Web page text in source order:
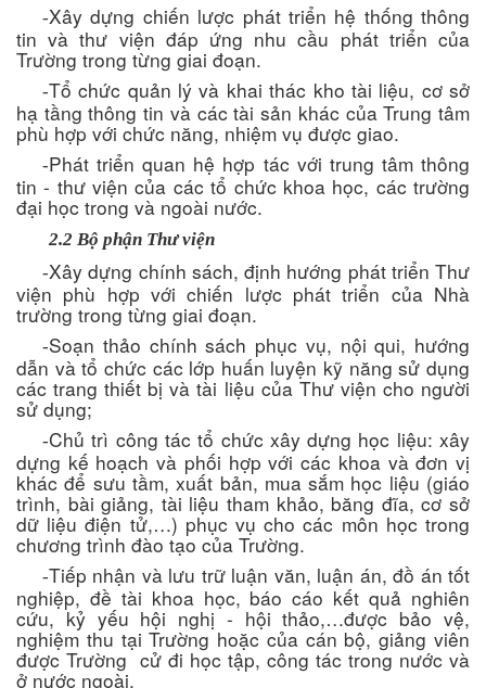
-Xây dựng chiến lược phát triển hệ thống thông
tin và thư viện đáp ứng nhu cầu phát triển của
Trường trong từng giai đoạn.
-Tổ chức quản lý và khai thác kho tài liệu, cơ sở
hạ tầng thông tin và các tài sản khác của Trung tâm
phù hợp với chức năng, nhiệm vụ được giao.
-Phát triển quan hệ hợp tác với trung tâm thông
tin - thư viện của các tổ chức khoa học, các trường
đại học trong và ngoài nước.
2.2 Bộ phận Thư viện
-Xây dựng chính sách, định hướng phát triển Thư
viện phù hợp với chiến lược phát triển của Nhà
trường trong từng giai đoạn.
-Soạn thảo chính sách phục vụ, nội qui, hướng
dẫn và tổ chức các lớp huấn luyện kỹ năng sử dụng
các trang thiết bị và tài liệu của Thư viện cho người
sử dụng;
-Chủ trì công tác tổ chức xây dựng học liệu: xây
dựng kế hoạch và phối hợp với các khoa và đơn vị
khác để sưu tầm, xuất bản, mua sắm học liệu (giáo
trình, bài giảng, tài liệu tham khảo, băng đĩa, cơ sở
dữ liệu điện tử,…) phục vụ cho các môn học trong
chương trình đào tạo của Trường.
-Tiếp nhận và lưu trữ luận văn, luận án, đồ án tốt
nghiệp, đề tài khoa học, báo cáo kết quả nghiên
cứu, kỷ yếu hội nghị - hội thảo,…được bảo vệ,
nghiệm thu tại Trường hoặc của cán bộ, giảng viên
được Trường cử đi học tập, công tác trong nước và
ở nước ngoài.